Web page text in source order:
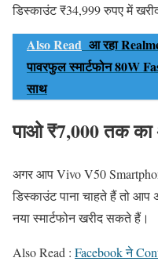
डिस्काउंट ₹34,999 रुपए में
Also Read आ रहा
पावरफुल स्मार्टफोन 80W
साथ
पाओ ₹7,000 तक का
अगर आप Vivo V50
डिस्काउंट पाना चाहते हैं तो आप
नया स्मार्टफोन खरीद सकते हैं।
Also Read : Facebook ने